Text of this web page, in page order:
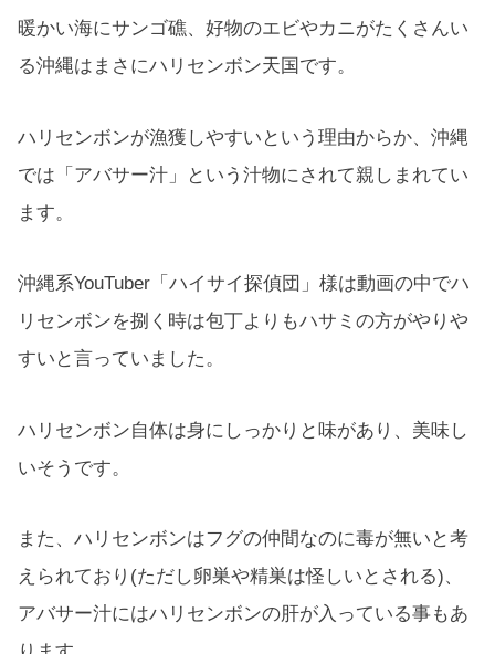
暖かい海にサンゴ礁、好物のエビやカニがたくさんい
る沖縄はまさにハリセンボン天国です。
ハリセンボンが漁獲しやすいという理由からか、沖縄
では「アバサー汁」という汁物にされて親しまれてい
ます。
沖縄系YouTuber「ハイサイ探偵団」様は動画の中でハ
リセンボンを捌く時は包丁よりもハサミの方がやりや
すいと言っていました。
ハリセンボン自体は身にしっかりと味があり、美味し
いそうです。
また、ハリセンボンはフグの仲間なのに毒が無いと考
えられており(ただし卵巣や精巣は怪しいとされる)、
アバサー汁にはハリセンボンの肝が入っている事もあ